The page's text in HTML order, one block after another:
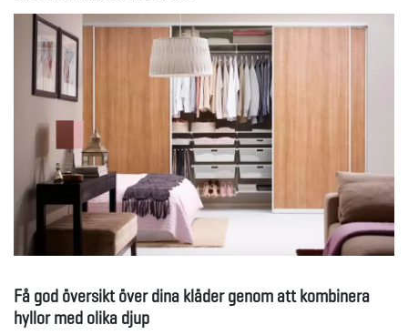
Få god översikt över dina kläder genom att kombinera
hyllor med olika djup